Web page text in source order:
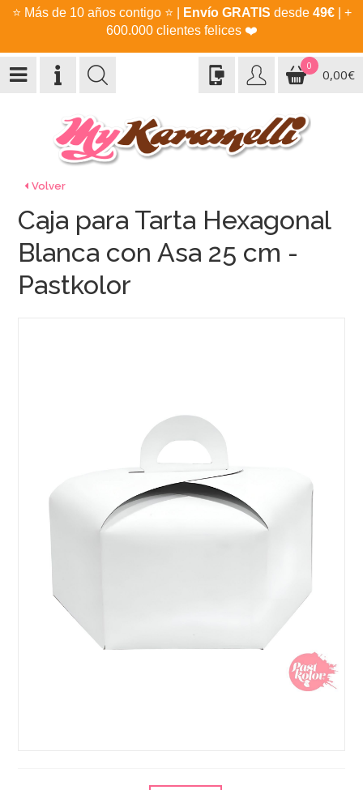
⭐ Más de 10 años contigo ⭐ Envío GRATIS desde 49€| +
600.000 clientes felices ❤️
0
0,00€
Volver
Caja para Tarta Hexagonal
Blanca con Asa 25 cm -
Pastkolor